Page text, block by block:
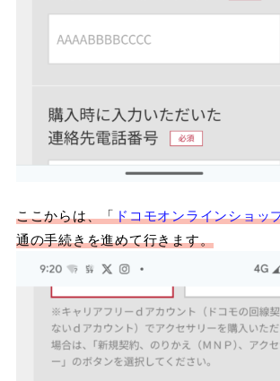
ここからは、「ドコモオンラインショッ
通の手続きを進めて行きます。